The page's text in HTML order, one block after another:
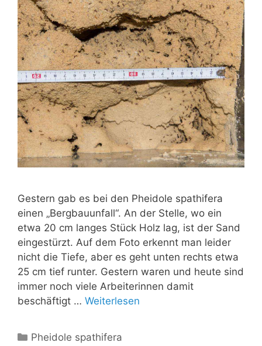
Gestern gab es bei den Pheidole spathifera
einen „Bergbauunfall“. An der Stelle, wo ein
etwa 20 cm langes Stück Holz lag, ist der Sand
eingestürzt. Auf dem Foto erkennt man leider
nicht die Tiefe, aber es geht unten rechts etwa
25 cm tief runter. Gestern waren und heute sind
immer noch viele Arbeiterinnen damit
beschäftigt … Weiterlesen
Kategorien
Pheidole spathifera